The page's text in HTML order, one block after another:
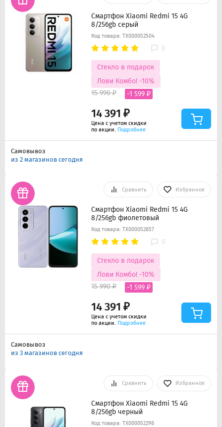
Смартфон Xiaomi Redmi 15 4G
8/256gb серый
Код товара: ТХ000052504
0
Стекло в подарок
Лови Комбо! -10%
14 391 ₽
15 990 ₽ -1 599 ₽
Цена с учетом скидки
по акции. Подробнее
Самовывоз
из 2 магазинов сегодня
Сравнить Избранное
Смартфон Xiaomi Redmi 15 4G
8/256gb фиолетовый
Код товара: ТХ000052857
0
Стекло в подарок
Лови Комбо! -10%
14 391 ₽
15 990 ₽ -1 599 ₽
Цена с учетом скидки
по акции. Подробнее
Самовывоз
из 3 магазинов сегодня
Сравнить Избранное
Смартфон Xiaomi Redmi 15 4G
8/256gb черный
Код товара: ТХ000052298